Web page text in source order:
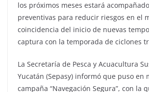
los próximos meses estará
preventivas para reducir riesgos en el
coincidencia del inicio de nuevas
captura con la temporada de ciclones
La Secretaría de Pesca y Acuacultura
Yucatán (Sepasy) informó que puso en
campaña “Navegación Segura”, con la